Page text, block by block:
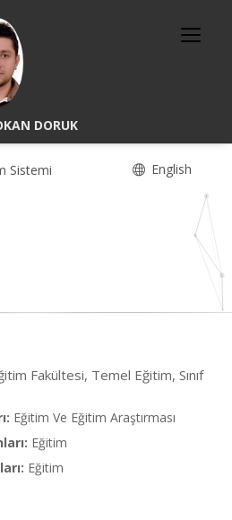
DORUK
Sistemi English
Fakültesi, Temel Eğitim, Sınıf
Eğitim Ve Eğitim Araştırması
Eğitim
Eğitim